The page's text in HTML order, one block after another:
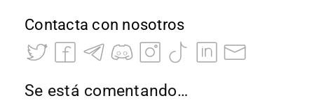
Contacta con nosotros
Se está comentando…